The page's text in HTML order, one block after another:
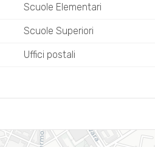
Scuole Elementari
Scuole Superiori
Uffici postali